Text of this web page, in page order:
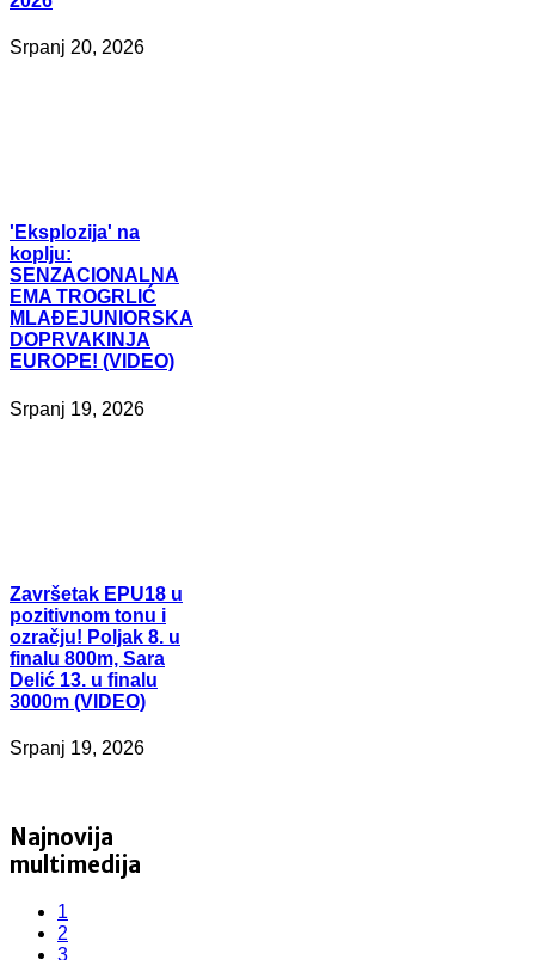
Srpanj 20, 2026
'Eksplozija' na
koplju:
SENZACIONALNA
EMA TROGRLIĆ
MLAĐEJUNIORSKA
DOPRVAKINJA
EUROPE! (VIDEO)
Srpanj 19, 2026
Završetak EPU18 u
pozitivnom tonu i
ozračju! Poljak 8. u
finalu 800m, Sara
Delić 13. u finalu
3000m (VIDEO)
Srpanj 19, 2026
Najnovija
multimedija
1
2
3